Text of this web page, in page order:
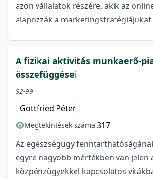
azon vállalatok részére, akik az
alapozzák a marketingstratégiájukat.
A fizikai aktivitás munkaerő-
összefüggései
92-99
Gottfried Péter
Megtekintések száma:317
Az egészségügy
egyre nagyobb mértékben van jelen
közpénzügyekkel kapcsolatos